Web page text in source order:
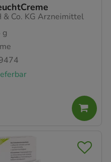
Co. KG Arzneimittel
g